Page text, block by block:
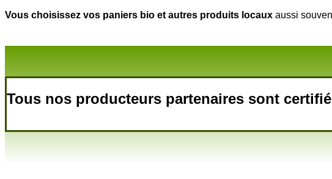
Vous choisissez vos paniers bio et autres produits locaux aussi
Tous nos producteurs partenaires sont